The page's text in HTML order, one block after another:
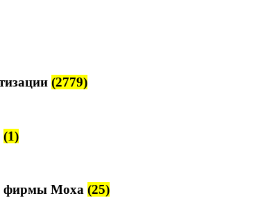
(2779)
(1)
фирмы Moxa (25)